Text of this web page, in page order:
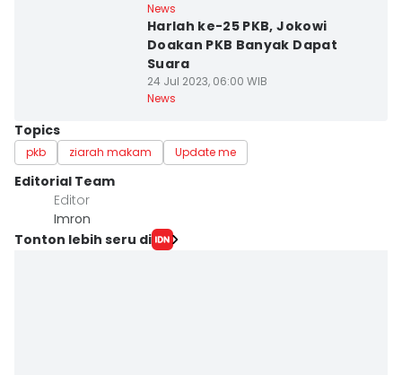
News
Harlah ke-25 PKB, Jokowi
Doakan PKB Banyak Dapat
Suara
24 Jul 2023, 06:00 WIB
News
Topics
pkb ziarah makam Update me
Editorial Team
Editor
Imron
Tonton lebih seru di